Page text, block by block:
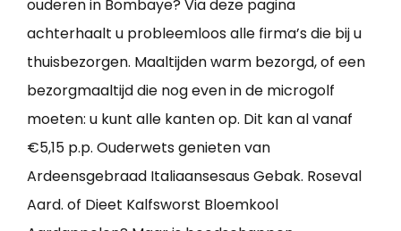
ouderen in Bombaye? Via deze pagina
achterhaalt u probleemloos alle firma’s die bij u
thuisbezorgen. Maaltijden warm bezorgd, of een
bezorgmaaltijd die nog even in de microgolf
moeten: u kunt alle kanten op. Dit kan al vanaf
€5,15 p.p. Ouderwets genieten van
Ardeensgebraad Italiaansesaus Gebak. Roseval
Aard. of Dieet Kalfsworst Bloemkool